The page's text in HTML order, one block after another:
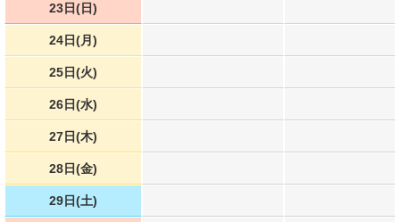
23日(日)
24日(月)
25日(火)
26日(水)
27日(木)
28日(金)
29日(土)